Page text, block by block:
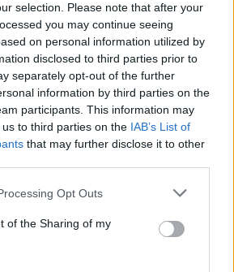
selection. Please note that after your
you may continue seeing
on personal information utilized by
disclosed to third parties prior to
separately opt-out of the further
information by third parties on the
participants. This information may
to third parties on the IAB’s List of
that may further disclose it to other
Opt Outs
of the Sharing of my
кричала, повсюду была
женщина в
нападает на
девочку
другие новости